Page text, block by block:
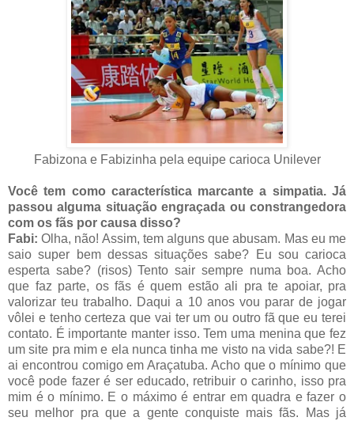
Fabizona e Fabizinha pela equipe carioca Unilever
Você tem como característica marcante a simpatia. Já
passou alguma situação engraçada ou constrangedora
com os fãs por causa disso?
Fabi:Olha, não! Assim, tem alguns que abusam. Mas eu me
saio super bem dessas situações sabe? Eu sou carioca
esperta sabe? (risos) Tento sair sempre numa boa. Acho
que faz parte, os fãs é quem estão ali pra te apoiar, pra
valorizar teu trabalho. Daqui a 10 anos vou parar de jogar
vôlei e tenho certeza que vai ter um ou outro fã que eu terei
contato. É importante manter isso. Tem uma menina que fez
um site pra mim e ela nunca tinha me visto na vida sabe?! E
ai encontrou comigo em Araçatuba. Acho que o mínimo que
você pode fazer é ser educado, retribuir o carinho, isso pra
mim é o mínimo. E o máximo é entrar em quadra e fazer o
seu melhor pra que a gente conquiste mais fãs. Mas já